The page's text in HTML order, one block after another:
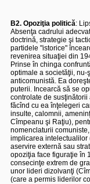
B2. Opoziţia politică:
Absenţa cadrului
doctrină, strategie şi
partidele "istorice"
revenirea situaţiei din
Prinse în chinga
optimale a societăţii, nu-
anticomunistă. Ea
puterii. Incearcă să se
controlate de
făcînd cu ea înţelegeri
insulte, calomnii,
Cîmpeanu şi Raţiu),
nomenclaturii
implicarea intelectualilor
aservire externă sau
opoziţia face figuraţie în
consecinţe extrem de
unor lideri dizolvanţi
(care a permis liderilor